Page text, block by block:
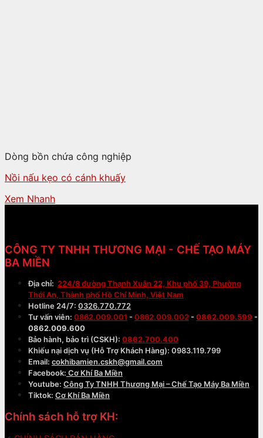
Dòng bồn chứa công nghiệp
Nồi nấu kẹo có cánh khuấy
Xem Nhanh
CÔNG TY TNHH THƯƠNG MẠI - CHẾ TẠO MÁY
BA MIỀN
Địa chỉ: 224/8 đường Thạnh Xuân 22, Khu phố 39, Phường
Thới An, Thành phố Hồ Chí Minh, Việt Nam
Hotline 24/7: 0326.770.772
Tư vấn viên: 0862.009.001 - 0862.009.002-0862.009.599 -
0862.009.600
Bảo hành, bảo trì (CSKH): 0862.700.400
Khiếu nại dịch vụ (Hỗ Trợ Khách Hàng): 0983.119.799
Email: cokhibamien.cskh@gmail.com
Facebook: Cơ Khí Ba Miền
Youtube: Công Ty TNHH Thương Mại – Chế Tạo Máy Ba Miền
Tiktok: Cơ Khí Ba Miền
Chính sách hỗ trợ KH: